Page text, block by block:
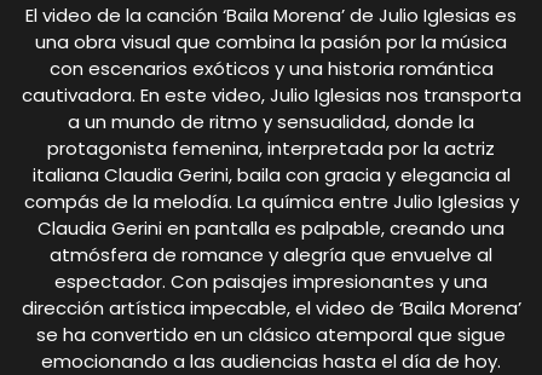
El video de la canción ‘Baila Morena’ de Julio Iglesias es
una obra visual que combina la pasión por la música
con escenarios exóticos y una historia romántica
cautivadora. En este video, Julio Iglesias nos transporta
a un mundo de ritmo y sensualidad, donde la
protagonista femenina, interpretada por la actriz
italiana Claudia Gerini, baila con gracia y elegancia al
compás de la melodía. La química entre Julio Iglesias y
Claudia Gerini en pantalla es palpable, creando una
atmósfera de romance y alegría que envuelve al
espectador. Con paisajes impresionantes y una
dirección artística impecable, el video de ‘Baila Morena’
se ha convertido en un clásico atemporal que sigue
emocionando a las audiencias hasta el día de hoy.